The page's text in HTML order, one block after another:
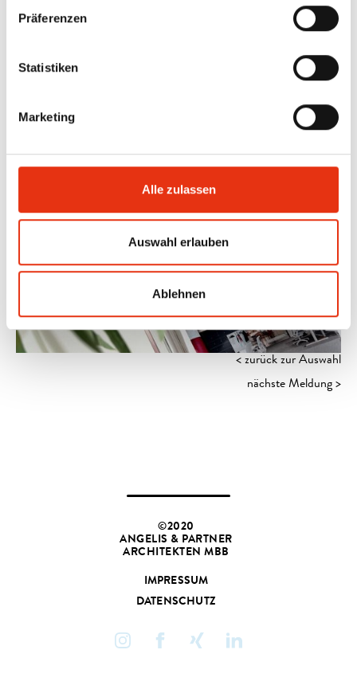
Präferenzen
Statistiken
Marketing
Alle zulassen
Auswahl erlauben
Ablehnen
< zurück zur Auswahl
nächste Meldung >
©2020
ANGELIS & PARTNER
ARCHITEKTEN MBB
IMPRESSUM
DATENSCHUTZ